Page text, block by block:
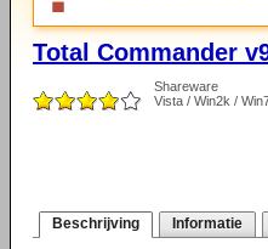
Total Commander
Shareware
Vista / Win2k /
Beschrijving Informatie